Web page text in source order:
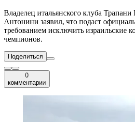
Владелец итальянского клуба
Антонини заявил, что подаст
требованием исключить израильские
чемпионов.
Поделиться
0
комментарии